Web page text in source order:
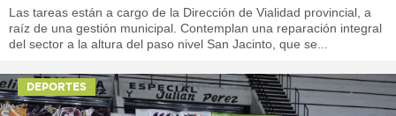
Las tareas están a cargo de la Dirección de Vialidad provincial, a
raíz de una gestión municipal. Contemplan una reparación integral
del sector a la altura del paso nivel San Jacinto, que se...
DEPORTES